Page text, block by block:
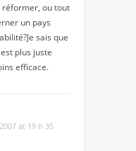
ou tout
un pays
sais que
plus juste
efficace.
at 19 h 35